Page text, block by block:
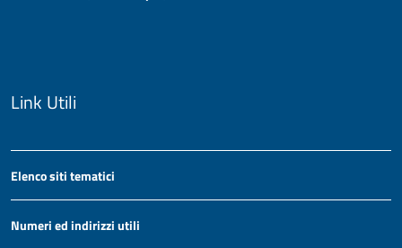
Link Utili
Elenco siti tematici
Numeri ed indirizzi utili